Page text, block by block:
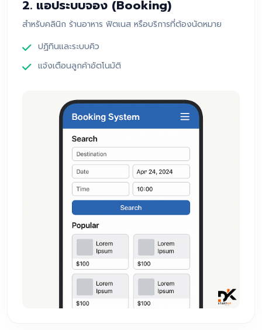
2. แอประบบจอง (Booking)
สำหรับคลินิก ร้านอาหาร ฟิตเนส หรือบริการที่ต้องนัดหมาย
ปฏิทินและระบบคิว
แจ้งเตือนลูกค้าอัตโนมัติ